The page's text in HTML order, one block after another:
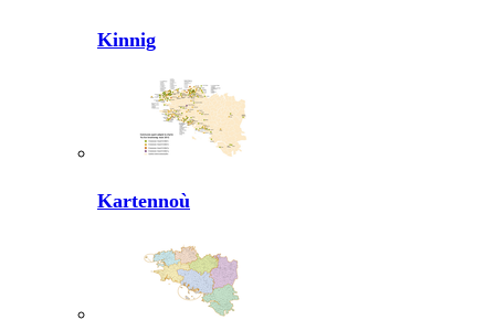
Kinnig
Kartennoù